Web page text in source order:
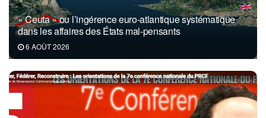
« Ceuta » ou l’ingérence euro-atlantique systématique
dans les affaires des États mal-pensants
6 AOÛT 2026